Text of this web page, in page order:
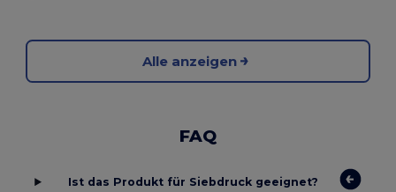
Alle anzeigen
FAQ
Ist das Produkt für Siebdruck geeignet?